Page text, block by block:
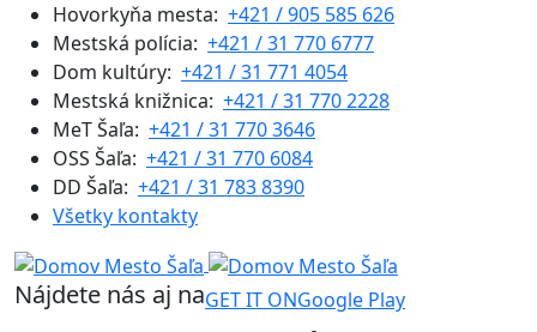
Hovorkyňa mesta: +421 / 905 585 626
Mestská polícia: +421 / 31 770 6777
Dom kultúry: +421 / 31 771 4054
Mestská knižnica: +421 / 31 770 2228
MeT Šaľa: +421 / 31 770 3646
OSS Šaľa: +421 / 31 770 6084
DD Šaľa: +421 / 31 783 8390
Všetky kontakty
Nájdete nás aj naGET IT ONGoogle Play